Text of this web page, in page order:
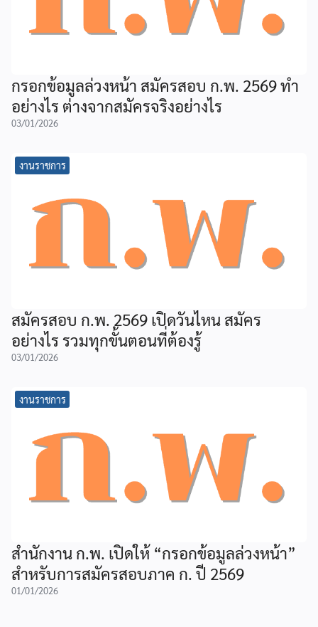
กรอกข้อมูลล่วงหน้า สมัครสอบ ก.พ. 2569 ทำ
อย่างไร ต่างจากสมัครจริงอย่างไร
03/01/2026
งานราชการ
สมัครสอบ ก.พ. 2569 เปิดวันไหน สมัคร
อย่างไร รวมทุกขั้นตอนที่ต้องรู้
03/01/2026
งานราชการ
สำนักงาน ก.พ. เปิดให้ “กรอกข้อมูลล่วงหน้า”
สำหรับการสมัครสอบภาค ก. ปี 2569
01/01/2026